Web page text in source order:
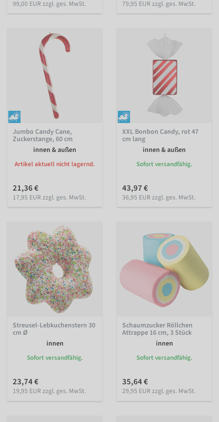
99,00 EUR zzgl. ges. MwSt. 79,95 EUR zzgl. ges. MwSt.
Jumbo Candy Cane,
Zuckerstange, 60 cm
innen & außen
Artikel aktuell nicht lagernd.
21,36 €
17,95 EUR zzgl. ges. MwSt.
XXL Bonbon Candy, rot 47
cm lang
innen & außen
Sofort versandfähig.
43,97 €
36,95 EUR zzgl. ges. MwSt.
Streusel-Lebkuchenstern 30
cm Ø
innen
Sofort versandfähig.
23,74 €
19,95 EUR zzgl. ges. MwSt.
Schaumzucker Röllchen
Attrappe 16 cm, 3 Stück
innen
Sofort versandfähig.
35,64 €
29,95 EUR zzgl. ges. MwSt.